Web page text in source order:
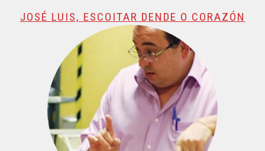
JOSÉ LUIS, ESCOITAR DENDE O CORAZÓN